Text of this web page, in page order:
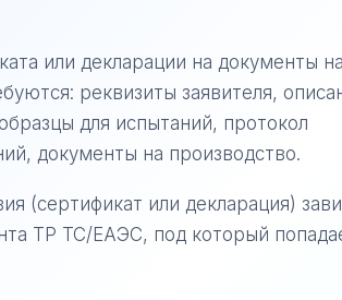
или декларации на документы на
реквизиты заявителя,
для испытаний, протокол
документы на производство.
(сертификат или декларация)
ТР ТС/ЕАЭС, под который